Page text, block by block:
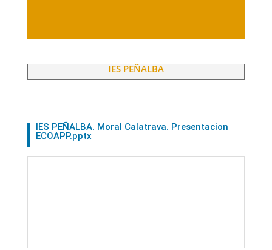
IES PEÑALBA
IES PEÑALBA. Moral Calatrava. Presentacion
ECOAPP.pptx